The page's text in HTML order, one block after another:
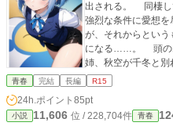
出される。 同棲し
強烈な条件に愛想
が、それからという
になる……。 頭のおかしい美人教師と、秋空を溺愛する
姉、秋空が千冬と
少女たち。 クセの
投稿しています。
青春 完結 長編 R15
24h.ポイント 85pt
小説 11,606 位 / 228,704件 青春